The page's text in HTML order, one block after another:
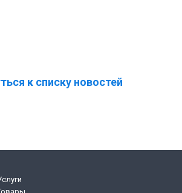
к списку новостей